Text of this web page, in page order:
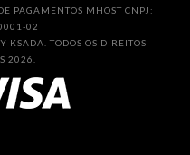
PAGAMENTOS MHOST CNPJ:
02
KSADA. TODOS OS DIREITOS
2026.